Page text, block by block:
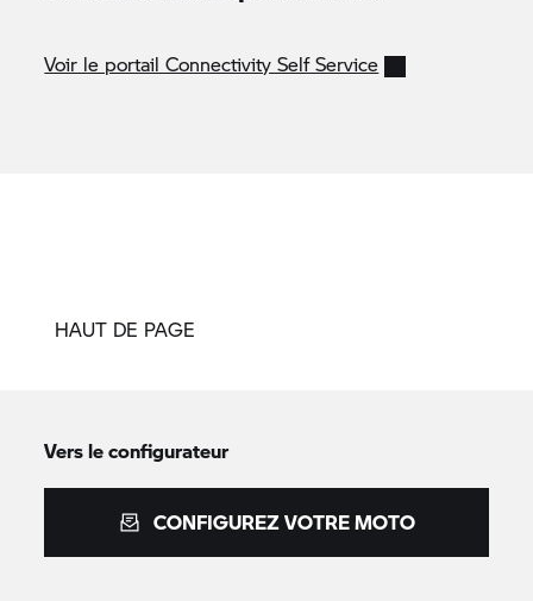
Voir le portail Connectivity Self Service
HAUT DE PAGE
Vers le configurateur
CONFIGUREZ VOTRE MOTO